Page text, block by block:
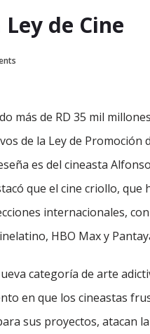
u
de Cine
más de RD 35 mil
de la Ley de Promoción
es del cineasta
que el cine criollo, que
internacionales,
HBO Max y
categoría de arte
en que los cineastas
sus proyectos, atacan